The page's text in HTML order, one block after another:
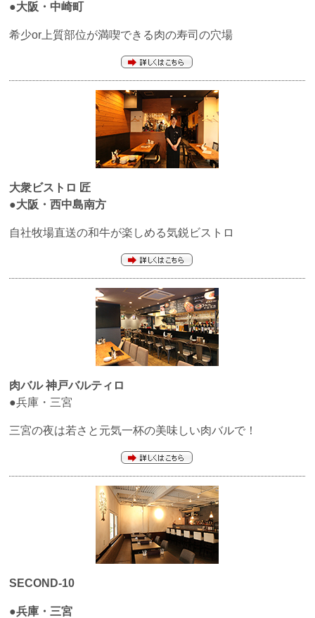
●大阪・中崎町
希少or上質部位が満喫できる肉の寿司の穴場
大衆ビストロ 匠
●大阪・西中島南方
自社牧場直送の和牛が楽しめる気鋭ビストロ
肉バル神戸バルティロ
●兵庫・三宮
三宮の夜は若さと元気一杯の美味しい肉バルで！
SECOND-10
●兵庫・三宮